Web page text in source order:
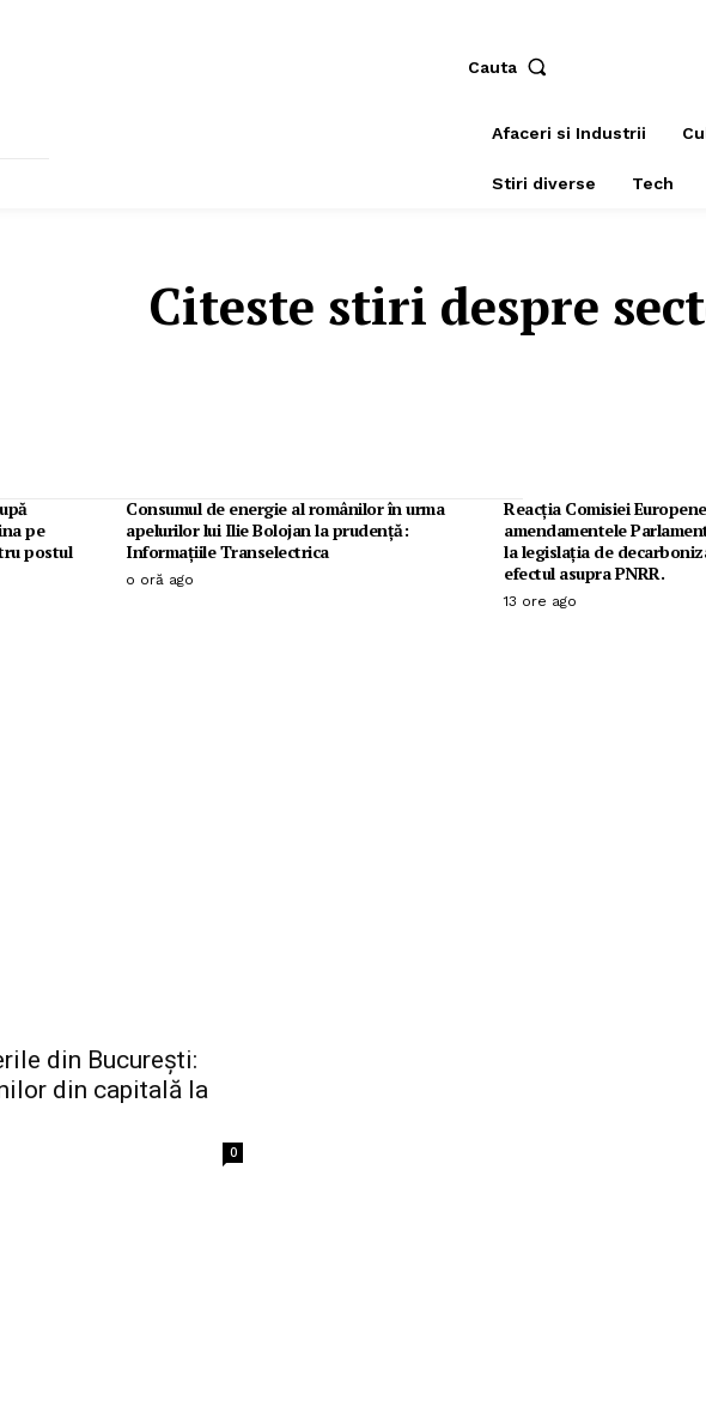
Cauta
Afaceri si Industrii
Stiri diverse Tech
Citeste stiri despre
pe
postul
Consumul de energie al românilor în urma
apelurilor lui Ilie Bolojan la prudență:
Informațiile Transelectrica
o oră ago
Reacția Comisiei
amendamentele
la legislația de
efectul asupra PNRR.
13 ore ago
din București:
din capitală la
0